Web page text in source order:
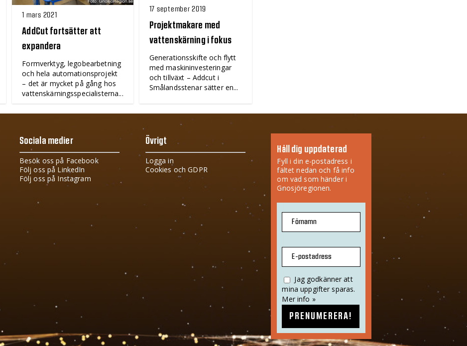
1 mars 2021
AddCut fortsätter att
expandera
Formverktyg, legobearbetning
och hela automationsprojekt
– det är mycket på gång hos
vattenskärningsspecialisterna...
17 september 2019
Projektmakare med
vattenskärning i fokus
Generationsskifte och flytt
med maskininvesteringar
och tillväxt – Addcut i
Smålandsstenar sätter en...
Sociala medier
Besök oss på Facebook
Följ oss på LinkedIn
Följ oss på Instagram
Övrigt
Logga in
Cookies och GDPR
Håll dig uppdaterad
Fyll i din e-postadress i
fältet nedan och få info
om vad som händer i
Gnosjöregionen.
Förnamn
E-postadress
Jag godkänner att
mina uppgifter sparas.
Mer info »
PRENUMERERA!